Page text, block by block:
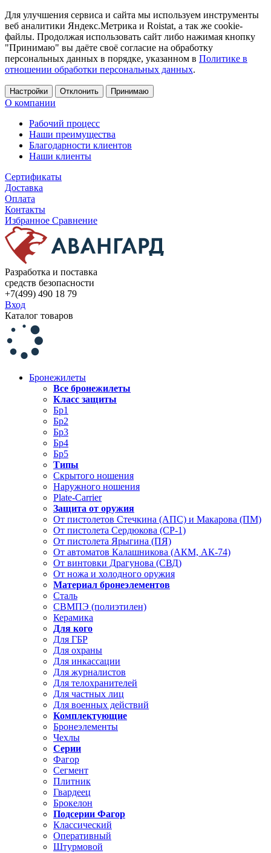
Для улучшения сервиса и сайта мы используем инструменты
веб аналитики Яндекс.Метрика и Roistat, а так же cookie-
файлы. Продолжая использовать сайт либо нажимая кнопку
"Принимаю" вы даёте своё согласие на обработку
персональных данных в порядке, указанном в Политике в
отношении обработки персональных данных.
Настройки Отклонить Принимаю
О компании
Рабочий процесс
Наши преимущества
Благодарности клиентов
Наши клиенты
Сертификаты
Доставка
Оплата
Контакты
Избранное Сравнение
Разработка и поставка
средств безопасности
+7(499) 490 18 79
Вход
Каталог товаров
Бронежилеты
Все бронежилеты
Класс защиты
Бр1
Бр2
Бр3
Бр4
Бр5
Типы
Скрытого ношения
Наружного ношения
Plate-Carrier
Защита от оружия
От пистолетов Стечкина (АПС) и Макарова (ПМ)
От пистолета Сердюкова (СР-1)
От пистолета Ярыгина (ПЯ)
От автоматов Калашникова (АКМ, АК-74)
От винтовки Драгунова (СВД)
От ножа и холодного оружия
Материал бронеэлементов
Сталь
СВМПЭ (полиэтилен)
Керамика
Для кого
Для ГБР
Для охраны
Для инкассации
Для журналистов
Для телохранителей
Для частных лиц
Для военных действий
Комплектующие
Бронеэлементы
Чехлы
Серии
Фагор
Сегмент
Плитник
Гвардеец
Брокелон
Подсерии Фагор
Классический
Оперативный
Штурмовой